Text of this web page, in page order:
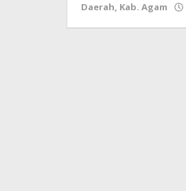
Daerah, Kab. Agam